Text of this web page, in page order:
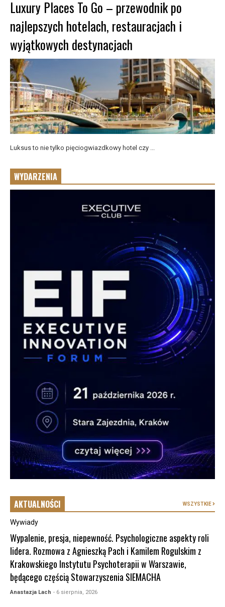
Luxury Places To Go – przewodnik po
najlepszych hotelach, restauracjach i
wyjątkowych destynacjach
Luksus to nie tylko pięciogwiazdkowy hotel czy ...
WYDARZENIA
AKTUALNOŚCI WSZYSTKIE
Wywiady
Wypalenie, presja, niepewność. Psychologiczne aspekty roli
lidera. Rozmowa z Agnieszką Pach i Kamilem Rogulskim z
Krakowskiego Instytutu Psychoterapii w Warszawie,
będącego częścią Stowarzyszenia SIEMACHA
Anastazja Lach - 6 sierpnia, 2026